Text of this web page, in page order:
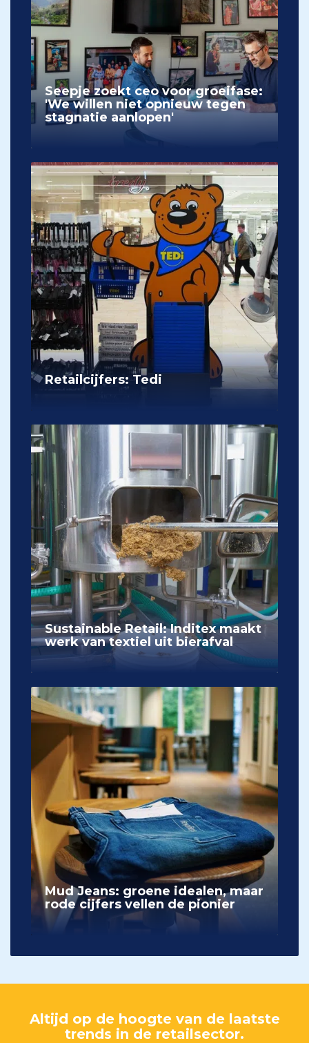
Seepje zoekt ceo voor groeifase:
'We willen niet opnieuw tegen
stagnatie aanlopen'
Retailcijfers: Tedi
Sustainable Retail: Inditex maakt
werk van textiel uit bierafval
Mud Jeans: groene idealen, maar
rode cijfers vellen de pionier
Altijd op de hoogte van de laatste
trends in de retailsector.